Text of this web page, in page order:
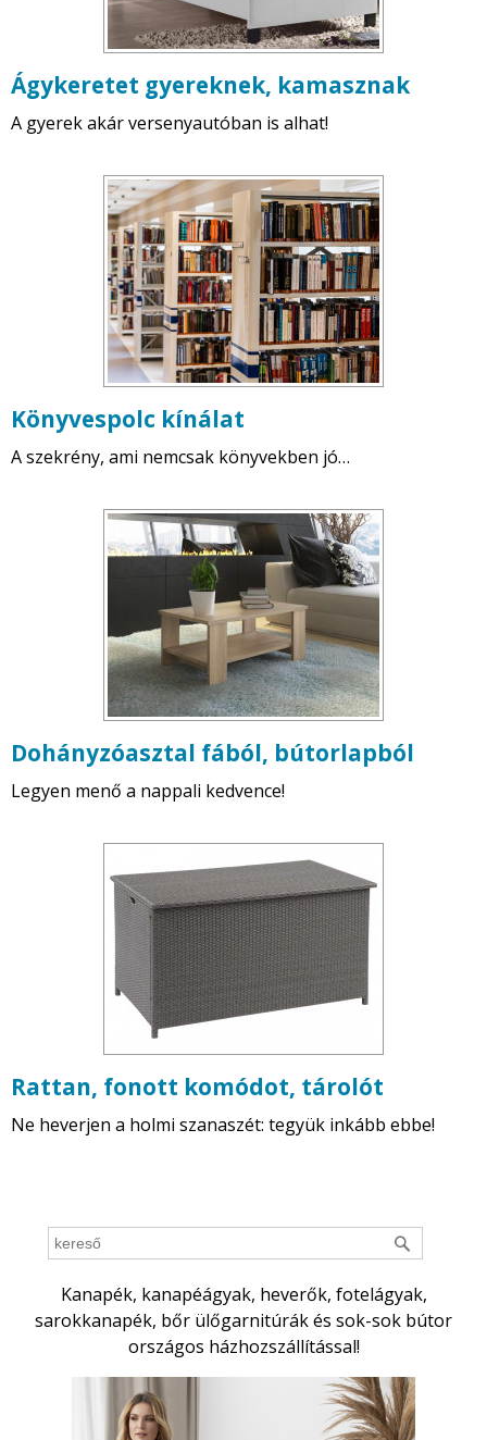
Ágykeretet gyereknek, kamasznak
A gyerek akár versenyautóban is alhat!
Könyvespolc kínálat
A szekrény, ami nemcsak könyvekben jó…
Dohányzóasztal fából, bútorlapból
Legyen menő a nappali kedvence!
Rattan, fonott komódot, tárolót
Ne heverjen a holmi szanaszét: tegyük inkább ebbe!
Kanapék, kanapéágyak, heverők, fotelágyak,
sarokkanapék, bőr ülőgarnitúrák és sok-sok bútor
országos házhozszállítással!